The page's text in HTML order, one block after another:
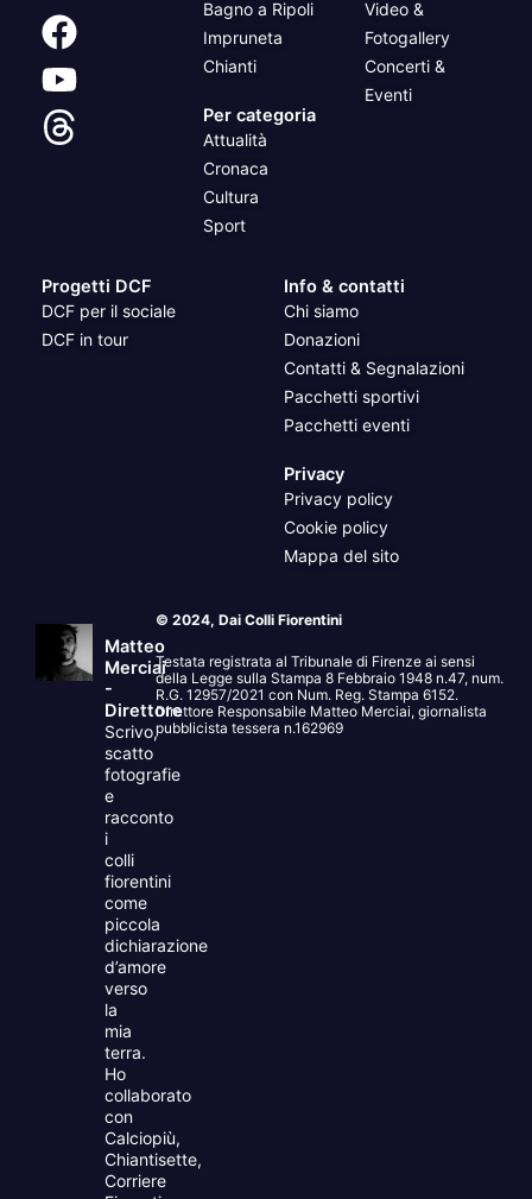
Bagno a Ripoli
Impruneta
Chianti
Per categoria
Attualità
Cronaca
Cultura
Sport
Video &
Fotogallery
Concerti &
Eventi
Progetti DCF
DCF per il sociale
DCF in tour
Info & contatti
Chi siamo
Donazioni
Contatti & Segnalazioni
Pacchetti sportivi
Pacchetti eventi
Privacy
Privacy policy
Cookie policy
Mappa del sito
Matteo
Merciai
-
Direttore
Scrivo,
scatto
fotografie
e
racconto
i
colli
fiorentini
come
piccola
dichiarazione
d’amore
verso
la
mia
terra.
Ho
collaborato
con
Calciopiù,
Chiantisette,
Corriere
© 2024, Dai Colli Fiorentini
Testata registrata al Tribunale di Firenze ai sensi
della Legge sulla Stampa 8 Febbraio 1948 n.47, num.
R.G. 12957/2021 con Num. Reg. Stampa 6152.
Direttore Responsabile Matteo Merciai, giornalista
pubblicista tessera n.162969